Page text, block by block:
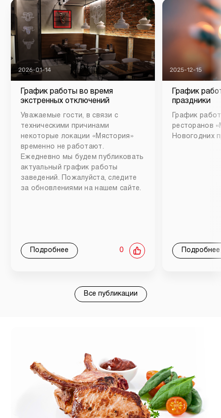
2026-01-14
График работы во время
экстренных отключений
Уважаемые гости, в связи с
техническими причинами
некоторые локации «Мястория»
временно не работают.
Ежедневно мы будем публиковать
актуальный график работы
заведений. Пожалуйста, следите
за обновлениями на нашем сайте.
Подробнее 0
2025-12-15
График
праздники
График
ресторанов
Новогодних
Подробнее
Все публикации